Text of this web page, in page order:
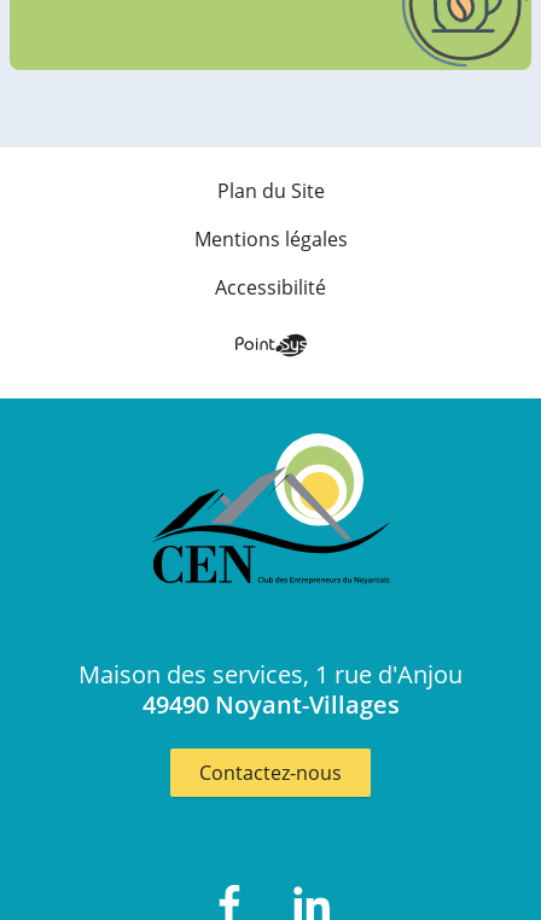
Plan du Site
Mentions légales
Accessibilité
Maison des services, 1 rue d'Anjou
49490 Noyant-Villages
Contactez-nous